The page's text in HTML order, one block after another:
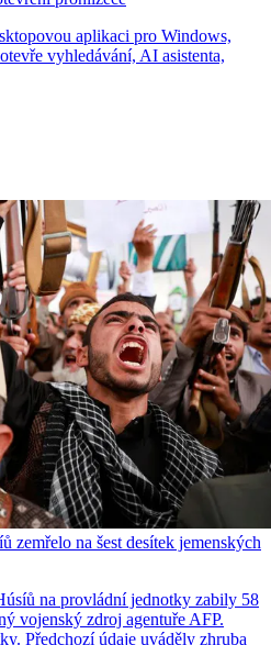
aplikaci pro Windows,
vyhledávání, AI asistenta,
zemřelo na šest desítek jemenských
na provládní jednotky zabily 58
vojenský zdroj agentuře AFP.
Předchozí údaje uváděly zhruba